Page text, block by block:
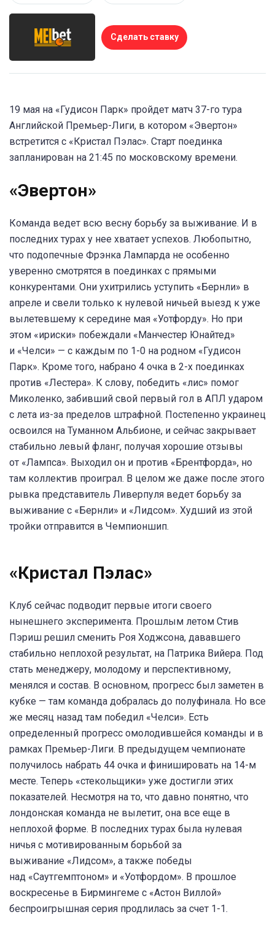
Сделать ставку
19 мая на «Гудисон Парк» пройдет матч 37-го тура
Английской Премьер-Лиги, в котором «Эвертон»
встретится с «Кристал Пэлас». Старт поединка
запланирован на 21:45 по московскому времени.
«Эвертон»
Команда ведет всю весну борьбу за выживание. И в
последних турах у нее хватает успехов. Любопытно,
что подопечные Фрэнка Лампарда не особенно
уверенно смотрятся в поединках с прямыми
конкурентами. Они ухитрились уступить «Бернли» в
апреле и свели только к нулевой ничьей выезд к уже
вылетевшему к середине мая «Уотфорду». Но при
этом «ириски» побеждали «Манчестер Юнайтед»
и «Челси» — с каждым по 1-0 на родном «Гудисон
Парк». Кроме того, набрано 4 очка в 2-х поединках
против «Лестера». К слову, победить «лис» помог
Миколенко, забивший свой первый гол в АПЛ ударом
с лета из-за пределов штрафной. Постепенно украинец
освоился на Туманном Альбионе, и сейчас закрывает
стабильно левый фланг, получая хорошие отзывы
от «Лампса». Выходил он и против «Брентфорда», но
там коллектив проиграл. В целом же даже после этого
рывка представитель Ливерпуля ведет борьбу за
выживание с «Бернли» и «Лидсом». Худший из этой
тройки отправится в Чемпионшип.
«Кристал Пэлас»
Клуб сейчас подводит первые итоги своего
нынешнего эксперимента. Прошлым летом Стив
Пэриш решил сменить Роя Ходжсона, дававшего
стабильно неплохой результат, на Патрика Вийера. Под
стать менеджеру, молодому и перспективному,
менялся и состав. В основном, прогресс был заметен в
кубке — там команда добралась до полуфинала. Но все
же месяц назад там победил «Челси». Есть
определенный прогресс омолодившейся команды и в
рамках Премьер-Лиги. В предыдущем чемпионате
получилось набрать 44 очка и финишировать на 14-м
месте. Теперь «стекольщики» уже достигли этих
показателей. Несмотря на то, что давно понятно, что
лондонская команда не вылетит, она все еще в
неплохой форме. В последних турах была нулевая
ничья с мотивированным борьбой за
выживание «Лидсом», а также победы
над «Саутгемптоном» и «Уотфордом». В прошлое
воскресенье в Бирмингеме с «Астон Виллой»
беспроигрышная серия продлилась за счет 1-1.